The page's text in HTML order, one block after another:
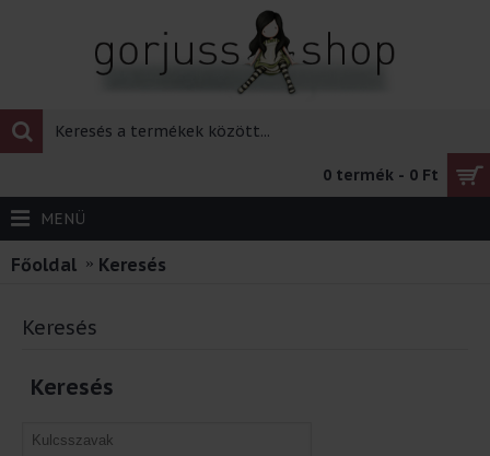
0 termék - 0 Ft
MENÜ
Főoldal Keresés
Keresés
Keresés